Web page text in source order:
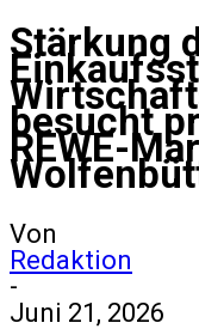
Stärkung
besucht
REWE-
Von
Redaktion
-
Juni 21, 2026